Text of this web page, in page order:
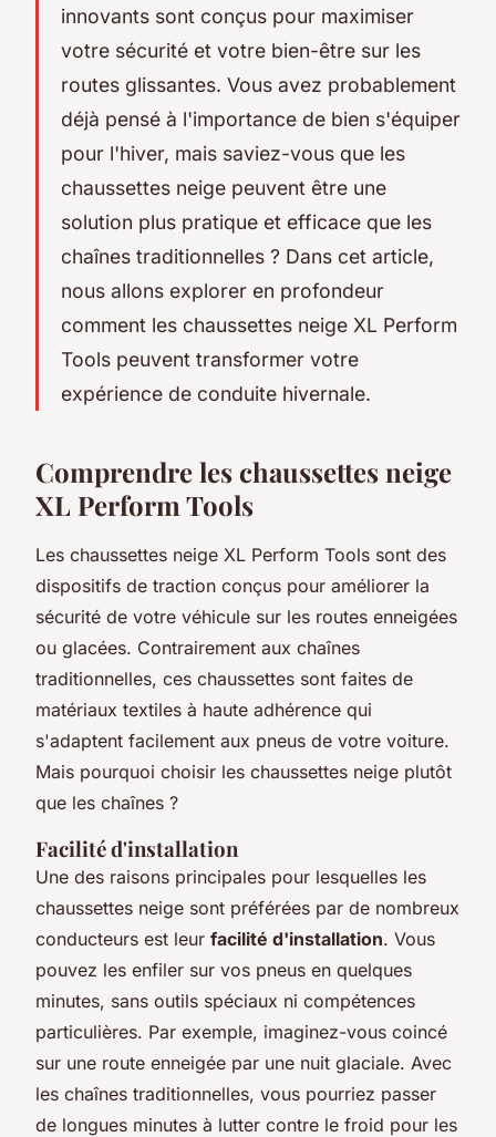
innovants sont conçus pour maximiser
votre sécurité et votre bien-être sur les
routes glissantes. Vous avez probablement
déjà pensé à l'importance de bien s'équiper
pour l'hiver, mais saviez-vous que les
chaussettes neige peuvent être une
solution plus pratique et efficace que les
chaînes traditionnelles ? Dans cet article,
nous allons explorer en profondeur
comment les chaussettes neige XL Perform
Tools peuvent transformer votre
expérience de conduite hivernale.
Comprendre les chaussettes neige
XL Perform Tools
Les chaussettes neige XL Perform Tools sont des
dispositifs de traction conçus pour améliorer la
sécurité de votre véhicule sur les routes enneigées
ou glacées. Contrairement aux chaînes
traditionnelles, ces chaussettes sont faites de
matériaux textiles à haute adhérence qui
s'adaptent facilement aux pneus de votre voiture.
Mais pourquoi choisir les chaussettes neige plutôt
que les chaînes ?
Facilité d'installation
Une des raisons principales pour lesquelles les
chaussettes neige sont préférées par de nombreux
conducteurs est leur facilité d'installation. Vous
pouvez les enfiler sur vos pneus en quelques
minutes, sans outils spéciaux ni compétences
particulières. Par exemple, imaginez-vous coincé
sur une route enneigée par une nuit glaciale. Avec
les chaînes traditionnelles, vous pourriez passer
de longues minutes à lutter contre le froid pour les